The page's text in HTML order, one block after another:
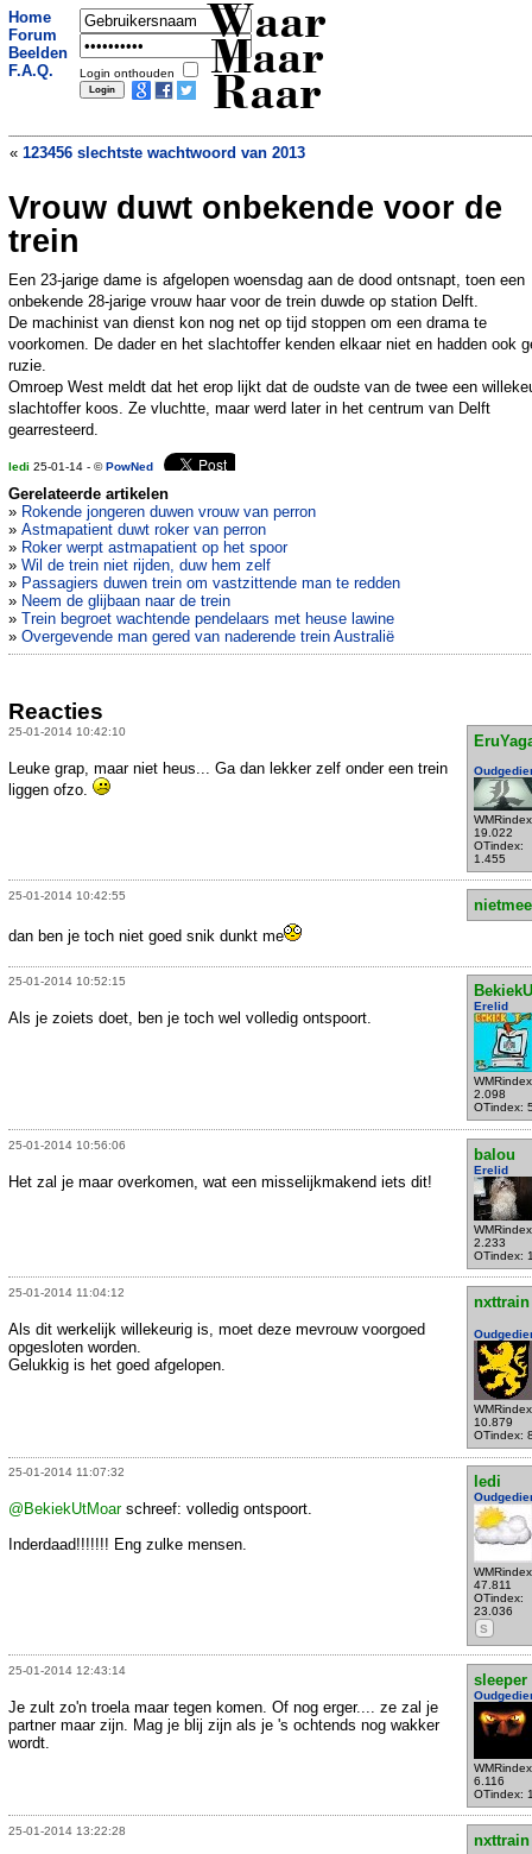
Home
Forum
Beelden
F.A.Q.
Login onthouden
Waar
Maar
Raar
« 123456 slechtste wachtwoord van 2013
Bankgegevens 20 miljoen Koreanen
gestolen»
Vrouw duwt onbekende voor de
trein
Een 23-jarige dame is afgelopen woensdag aan de dood ontsnapt, toen een
onbekende 28-jarige vrouw haar voor de trein duwde op station Delft.
De machinist van dienst kon nog net op tijd stoppen om een drama te
voorkomen. De dader en het slachtoffer kenden elkaar niet en hadden ook
ruzie.
Omroep West meldt dat het erop lijkt dat de oudste van de twee een
slachtoffer koos. Ze vluchtte, maar werd later in het centrum van Delft
gearresteerd.
ledi 25-01-14 - ©PowNed
Gerelateerde artikelen
» Rokende jongeren duwen vrouw van perron
» Astmapatient duwt roker van perron
» Roker werpt astmapatient op het spoor
» Wil de trein niet rijden, duw hem zelf
» Passagiers duwen trein om vastzittende man te redden
» Neem de glijbaan naar de trein
» Trein begroet wachtende pendelaars met heuse lawine
» Overgevende man gered van naderende trein Australië
Reacties
25-01-2014 10:42:10
19.022
OTindex:
1.455
Leuke grap, maar niet heus... Ga dan lekker zelf onder een trein
liggen ofzo.
25-01-2014 10:42:55
dan ben je toch niet goed snik dunkt me
25-01-2014 10:52:15
Erelid
2.098
OTindex:
Als je zoiets doet, ben je toch wel volledig ontspoort.
25-01-2014 10:56:06
balou
Erelid
2.233
OTindex:
Het zal je maar overkomen, wat een misselijkmakend iets dit!
25-01-2014 11:04:12
nxttrain
10.879
OTindex:
Als dit werkelijk willekeurig is, moet deze mevrouw voorgoed
opgesloten worden.
Gelukkig is het goed afgelopen.
25-01-2014 11:07:32
ledi
47.811
OTindex:
23.036
S
@BekiekUtMoarschreef: volledig ontspoort.
Inderdaad!!!!!!! Eng zulke mensen.
25-01-2014 12:43:14
sleeper
6.116
OTindex:
Je zult zo'n troela maar tegen komen. Of nog erger.... ze zal je
partner maar zijn. Mag je blij zijn als je 's ochtends nog wakker
wordt.
25-01-2014 13:22:28
nxttrain